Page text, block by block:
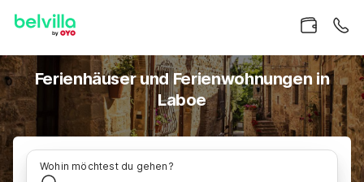
Ferienhäuser und Ferienwohnungen in
Laboe
Wohin möchtest du gehen?